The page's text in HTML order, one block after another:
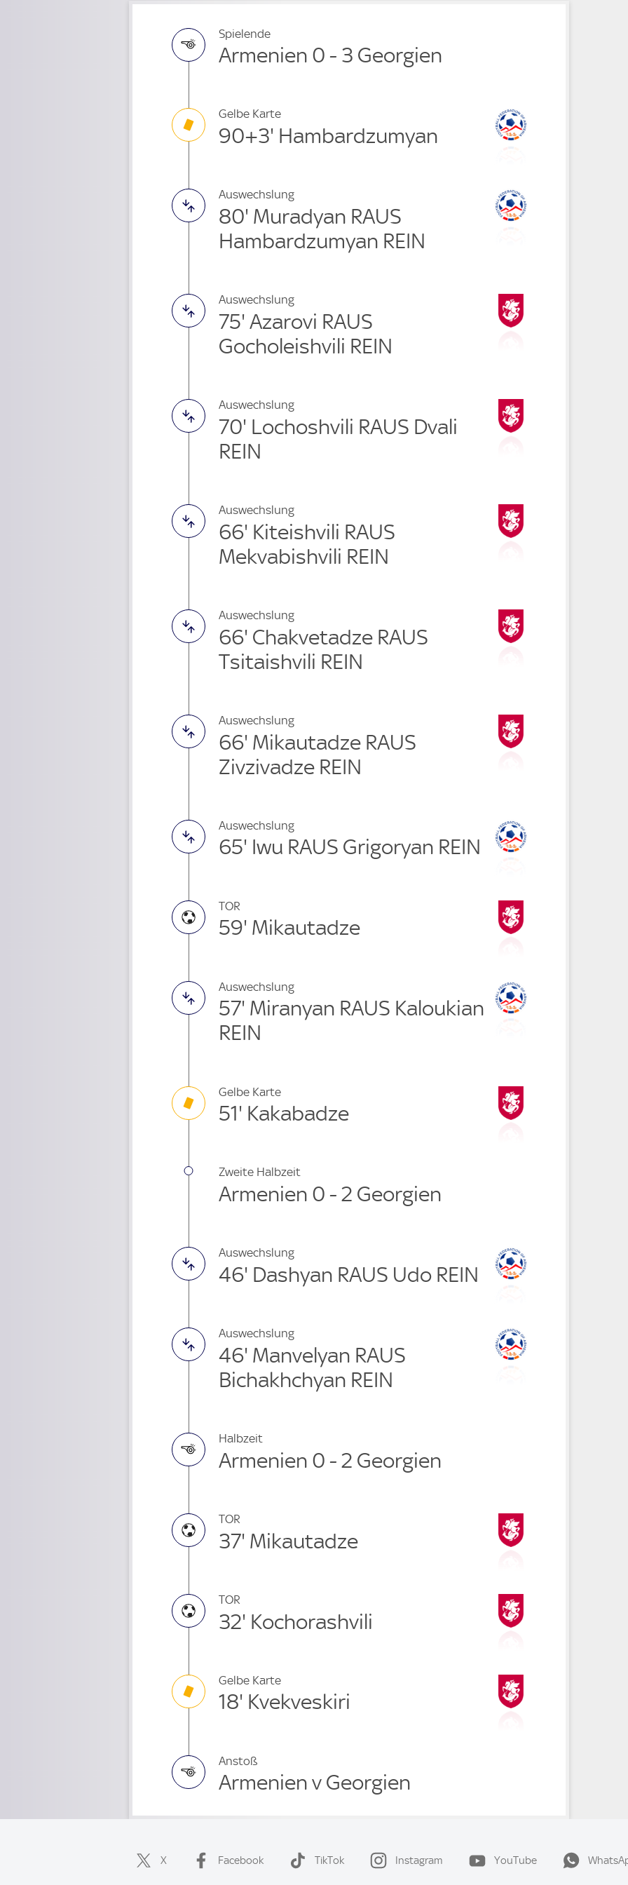
Spielende
Armenien 0 - 3 Georgien
Gelbe Karte
90+3' Hambardzumyan
Auswechslung
80' Muradyan RAUS
Hambardzumyan REIN
Auswechslung
75' Azarovi RAUS
Gocholeishvili REIN
Auswechslung
70' Lochoshvili RAUS Dvali
REIN
Auswechslung
66' Kiteishvili RAUS
Mekvabishvili REIN
Auswechslung
66' Chakvetadze RAUS
Tsitaishvili REIN
Auswechslung
66' Mikautadze RAUS
Zivzivadze REIN
Auswechslung
65' Iwu RAUS Grigoryan REIN
TOR
59' Mikautadze
Auswechslung
57' Miranyan RAUS Kaloukian
REIN
Gelbe Karte
51' Kakabadze
Zweite Halbzeit
Armenien 0 - 2 Georgien
Auswechslung
46' Dashyan RAUS Udo REIN
Auswechslung
46' Manvelyan RAUS
Bichakhchyan REIN
Halbzeit
Armenien 0 - 2 Georgien
TOR
37' Mikautadze
TOR
32' Kochorashvili
Gelbe Karte
18' Kvekveskiri
Anstoß
Armenien v Georgien
X Facebook TikTok Instagram YouTube